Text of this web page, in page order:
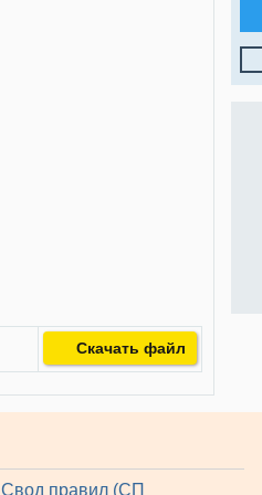
Скачать файл
Свод правил (СП